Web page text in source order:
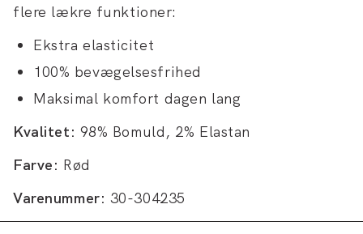
flere lækre funktioner:
Ekstra elasticitet
100% bevægelsesfrihed
Maksimal komfort dagen lang
Kvalitet: 98% Bomuld, 2% Elastan
Farve: Rød
Varenummer: 30-304235